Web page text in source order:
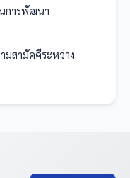
การพัฒนา
มสามัคคีระหว่าง